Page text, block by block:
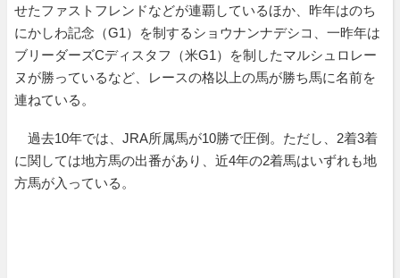
せたファストフレンドなどが連覇しているほか、昨年はのち
にかしわ記念（G1）を制するショウナンナデシコ、一昨年は
ブリーダーズCディスタフ（米G1）を制したマルシュロレー
ヌが勝っているなど、レースの格以上の馬が勝ち馬に名前を
連ねている。
過去10年では、JRA所属馬が10勝で圧倒。ただし、2着3着
に関しては地方馬の出番があり、近4年の2着馬はいずれも地
方馬が入っている。